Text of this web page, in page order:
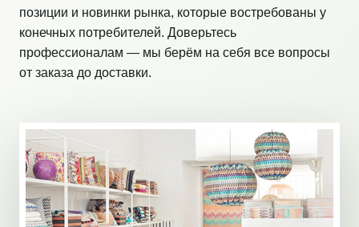
позиции и новинки рынка, которые востребованы у
конечных потребителей. Доверьтесь
профессионалам — мы берём на себя все вопросы
от заказа до доставки.